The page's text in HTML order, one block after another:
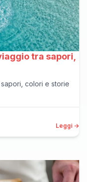
tra sapori,
colori e storie
Leggi →